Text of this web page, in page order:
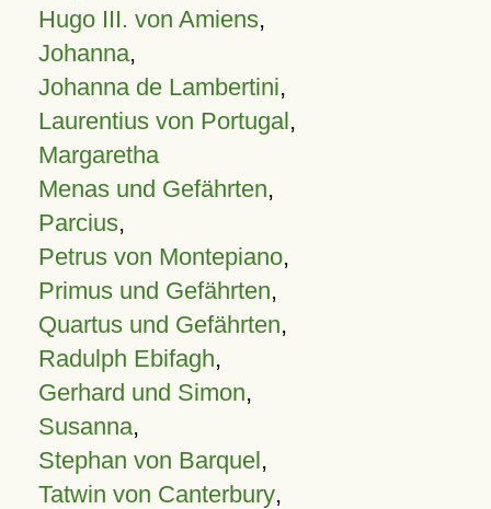
Hugo III. von Amiens,
Johanna,
Johanna de Lambertini,
Laurentius von Portugal,
Margaretha
Menas und Gefährten,
Parcius,
Petrus von Montepiano,
Primus und Gefährten,
Quartus und Gefährten,
Radulph Ebifagh,
Gerhard und Simon,
Susanna,
Stephan von Barquel,
Tatwin von Canterbury,